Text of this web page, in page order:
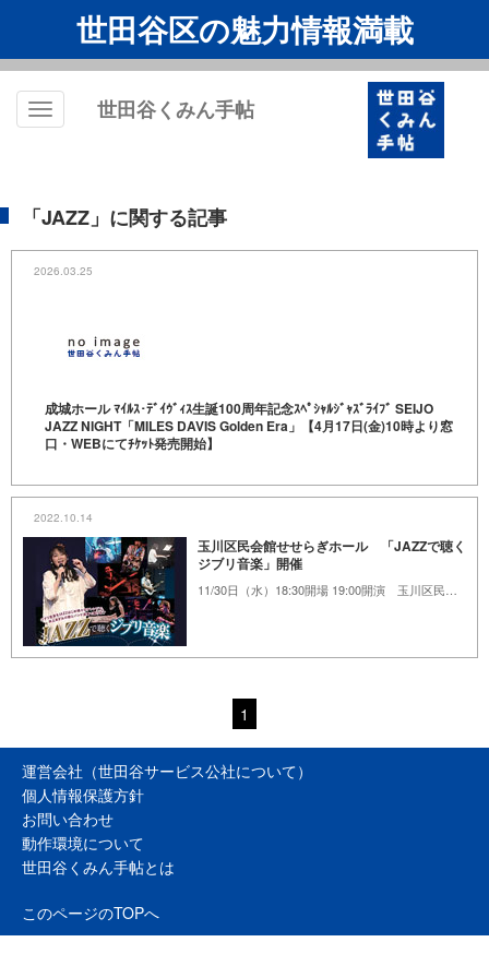
世田谷区の魅力情報満載
Toggle
世田谷くみん手帖
「JAZZ」に関する記事
2026.03.25
成城ホール ﾏｲﾙｽ･ﾃﾞｲｳﾞｨｽ生誕100周年記念ｽﾍﾟｼｬﾙｼﾞｬｽﾞﾗｲﾌﾞ SEIJO
JAZZ NIGHT「MILES DAVIS Golden Era」【4月17日(金)10時より窓
口・WEBにてﾁｹｯﾄ発売開始】
2022.10.14
玉川区民会館せせらぎホール 「JAZZで聴く
ジブリ音楽」開催
1
運営会社（世田谷サービス公社について）
個人情報保護方針
お問い合わせ
動作環境について
世田谷くみん手帖とは
このページのTOPへ